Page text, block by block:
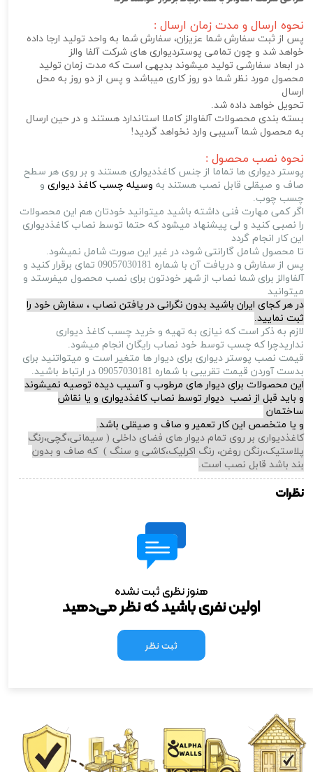
نحوه ارسال و مدت زمان ارسال :
پس از ثبت سفارش شما عزیزان، سفارش شما به واحد تولید ارجا داده
خواهد شد و چون تمامی پوستردیواری های شرکت آلفا والز
در ابعاد سفارشی تولید میشوند بدیهی است که مدت زمان تولید
محصول مورد نظر شما دو روز کاری میباشد و پس از دو روز به محل
ارسال
تحویل خواهد داده شد.
بسته بندی محصولات آلفاوالز کاملا استاندارد هستند و در حین ارسال
به محصول شما آسیبی وارد نخواهد گردید!
نحوه نصب محصول :
پوستر دیواری ها تماما از جنس کاغذدیواری هستند و بر روی هر سطح
صاف و صیقلی قابل نصب هستند به وسیله چسب کاغذ دیواری و
چسب چوب.
اگر کمی مهارت فنی داشته باشید میتوانید خودتان هم این محصولات
را نصبی کنید و لی پیشنهاد میشود که حتما توسط نصاب کاغذدیواری
این کار انجام گردد
تا محصول شامل گارانتی شود، در غیر این صورت شامل نمیشود.
پس از سفارش و دریافت آن با شماره 09057030181 تمای برقرار کنید و
آلفاوالز برای شما نصاب از شهر خودتون برای نصب محصول میفرستد و
میتوانید
در هر کجای ایران باشید بدون نگرانی در یافتن نصاب ، سفارش خود را
ثبت نمایید.
لازم به ذکر است که نیازی به تهیه و خرید چسب کاغذ دیواری
نداریدچرا که چسب توسط خود نصاب رایگان انجام میشود.
قیمت نصب پوستر دیواری برای دیوار ها متغیر است و میتواتنید برای
بدست آوردن قیمت تقریبی با شماره 09057030181 در ارتباط باشید.
این محصولات برای دیوار های مرطوب و آسیب دیده توصیه نمیشوند
و باید قبل از نصب دیوار توسط نصاب کاغذدیواری و یا نقاش
ساختمان
و یا متخصص این کار تعمیر و صاف و صیقلی باشد.
کاغذدیواری بر روی تمام دیوار های فضای داخلی ( سیمانی،گچی،رنگ
پلاستیک،رنگن روغن، رنگ اکرلیک،کاشی و سنگ ) که صاف و بدون
بند باشد قابل نصب است.
نظرات
هنوز نظری ثبت نشده
اولین نفری باشید که نظر می‌دهید
ثبت نظر